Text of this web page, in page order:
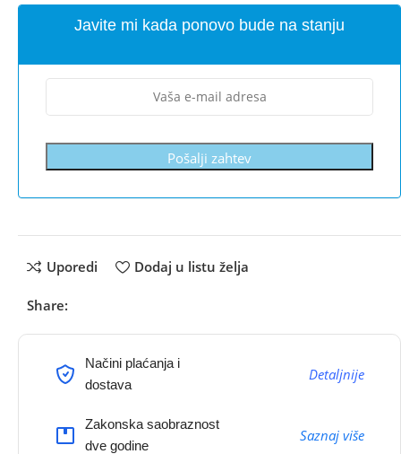
Javite mi kada ponovo bude na stanju
Pošalji zahtev
Uporedi Dodaj u listu želja
Share:
Načini plaćanja i
dostava
Detaljnije
Zakonska saobraznost
dve godine
Saznaj više